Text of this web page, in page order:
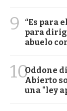
9
“Es para
para
abuelo
10Oddone
Abierto
una "ley